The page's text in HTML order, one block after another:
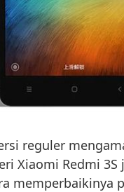
reguler
Xiaomi Redmi
memperbaikinya